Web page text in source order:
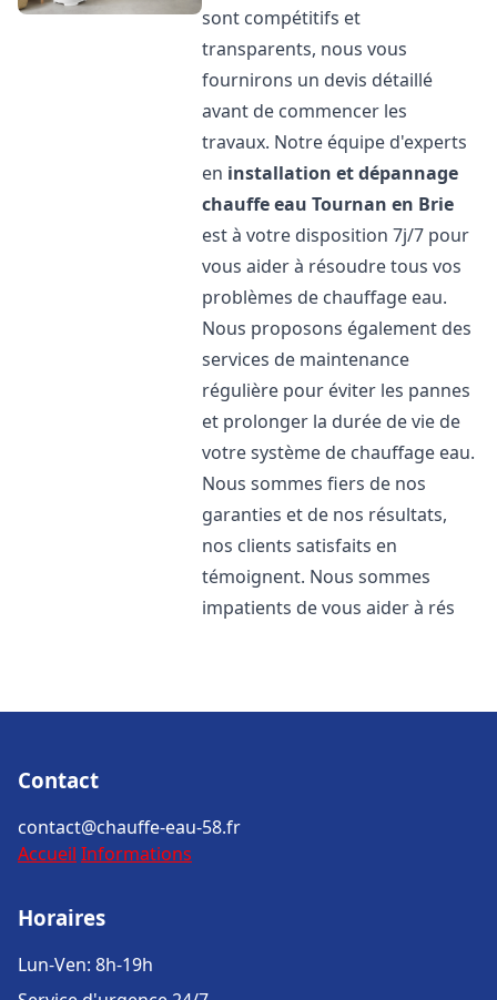
sont compétitifs et
transparents, nous vous
fournirons un devis détaillé
avant de commencer les
travaux. Notre équipe d'experts
en installation et dépannage
chauffe eau Tournan en Brie
est à votre disposition 7j/7 pour
vous aider à résoudre tous vos
problèmes de chauffage eau.
Nous proposons également des
services de maintenance
régulière pour éviter les pannes
et prolonger la durée de vie de
votre système de chauffage eau.
Nous sommes fiers de nos
garanties et de nos résultats,
nos clients satisfaits en
témoignent. Nous sommes
impatients de vous aider à rés
Contact
contact@chauffe-eau-58.fr
Accueil Informations
Horaires
Lun-Ven: 8h-19h